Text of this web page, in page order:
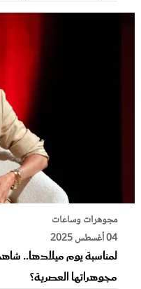
مجوهرات وساعات
04 أغسطس 2025
لمناسبة يوم ميلادها..
مجوهراتها العصرية؟